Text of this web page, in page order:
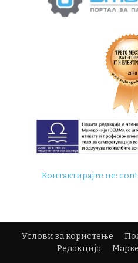
Контактирајте не:
Услови за користење
Редакција